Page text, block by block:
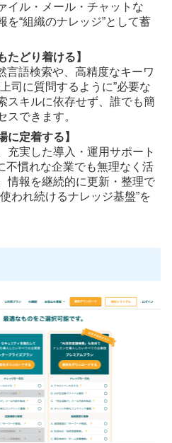
イル・メール・チャットな
を“組織のナレッジ”として蓄
たどり着ける】
言語検索や、高精度なキーワ
司に質問するように”必要な
スキルに依存せず、誰でも簡
スできます。
に定着する】
充実した導入・運用サポート
不慣れな企業でも無理なく活
情報を継続的に更新・整理で
われ続けるナレッジ基盤”を